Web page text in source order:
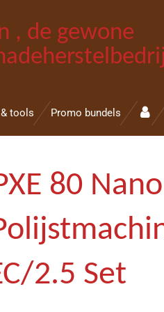
, de gewone
tools Promo bundels
80
2.5 Set